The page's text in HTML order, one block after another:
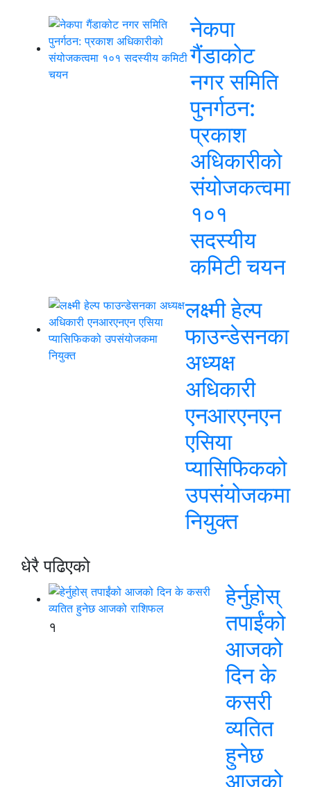
नेकपा
गैंडाकोट
नगर समिति
पुनर्गठन:
प्रकाश
अधिकारीको
संयोजकत्वमा
१०१
सदस्यीय
कमिटी चयन
लक्ष्मी हेल्प
फाउन्डेसनका
अध्यक्ष
अधिकारी
एनआरएनएन
एसिया
प्यासिफिकको
उपसंयोजकमा
नियुक्त
धेरै पढिएको
१
हेर्नुहोस्
तपाईंको
आजको
दिन के
कसरी
व्यतित
हुनेछ
आजको